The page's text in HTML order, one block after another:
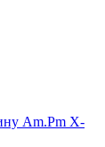
Am.Pm X-